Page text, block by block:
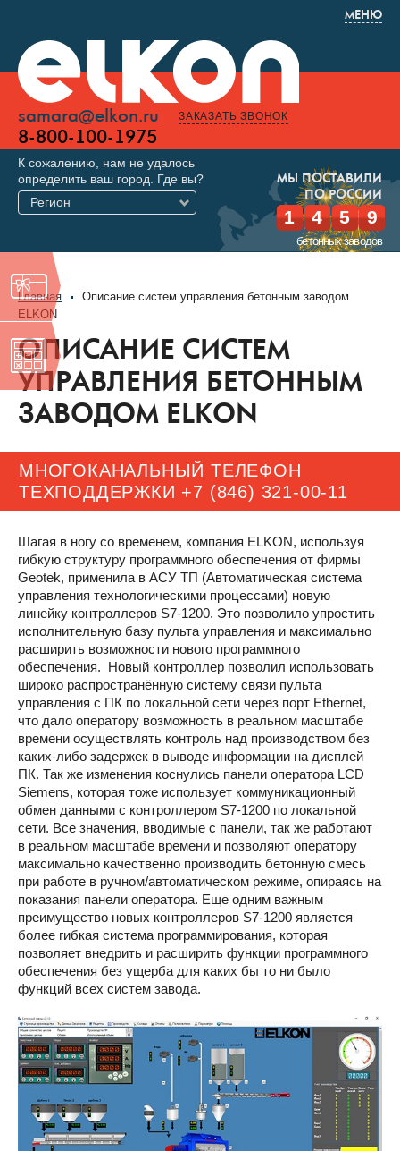
МЕНЮ
samara@elkon.ru
8-800-100-1975
ЗАКАЗАТЬ ЗВОНОК
МЫ ПОСТАВИЛИ
ПО РОССИИ
1 4 5 9
бетонных заводов
К сожалению, нам не удалось
определить ваш город. Где вы?
Регион
Главная
Описание систем управления бетонным заводом
ELKON
ОПИСАНИЕ СИСТЕМ
УПРАВЛЕНИЯ БЕТОННЫМ
ЗАВОДОМ ELKON
МНОГОКАНАЛЬНЫЙ ТЕЛЕФОН
ТЕХПОДДЕРЖКИ +7 (846) 321-00-11
Шагая в ногу со временем, компания ELKON, используя
гибкую структуру программного обеспечения от фирмы
Geotek, применила в АСУ ТП (Автоматическая система
управления технологическими процессами) новую
линейку контроллеров S7-1200. Это позволило упростить
исполнительную базу пульта управления и максимально
расширить возможности нового программного
обеспечения. Новый контроллер позволил использовать
широко распространённую систему связи пульта
управления с ПК по локальной сети через порт Ethernet,
что дало оператору возможность в реальном масштабе
времени осуществлять контроль над производством без
каких-либо задержек в выводе информации на дисплей
ПК. Так же изменения коснулись панели оператора LCD
Siemens, которая тоже использует коммуникационный
обмен данными с контроллером S7-1200 по локальной
сети. Все значения, вводимые с панели, так же работают
в реальном масштабе времени и позволяют оператору
максимально качественно производить бетонную смесь
при работе в ручном/автоматическом режиме, опираясь на
показания панели оператора. Еще одним важным
преимущество новых контроллеров S7-1200 является
более гибкая система программирования, которая
позволяет внедрить и расширить функции программного
обеспечения без ущерба для каких бы то ни было
функций всех систем завода.